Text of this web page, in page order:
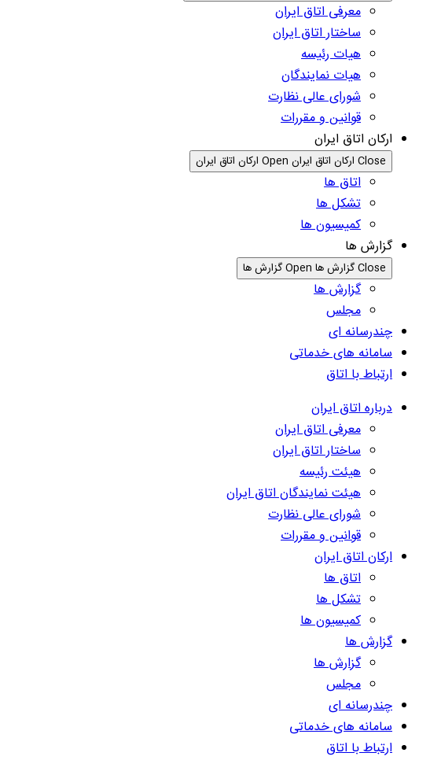
معرفی اتاق ایران
ساختار اتاق ایران
هیات رئیسه
هیات نمایندگان
شورای عالی نظارت
قوانین و مقررات
ارکان اتاق ایران
Close ارکان اتاق ایران Open ارکان اتاق ایران
اتاق ها
تشکل ها
کمیسیون ها
گزارش ها
Close گزارش ها Open گزارش ها
گزارش ها
مجلس
چندرسانه ای
سامانه های خدماتی
ارتباط با اتاق
درباره اتاق ایران
معرفی اتاق ایران
ساختار اتاق ایران
هیئت رئیسه
هیئت نمایندگان اتاق ایران
شورای عالی نظارت
قوانین و مقررات
ارکان اتاق ایران
اتاق ها
تشکل ها
کمیسیون ها
گزارش ها
گزارش ها
مجلس
چندرسانه ای
سامانه های خدماتی
ارتباط با اتاق